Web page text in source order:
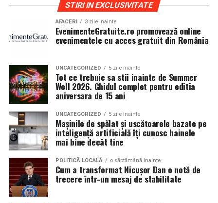
STIRI IN EXCLUSIVITATE
AFACERI 3 zile inainte
EvenimenteGratuite.ro promovează online
evenimentele cu acces gratuit din România
UNCATEGORIZED 5 zile inainte
Tot ce trebuie sa stii inainte de Summer
Well 2026. Ghidul complet pentru editia
aniversara de 15 ani
UNCATEGORIZED 5 zile inainte
Mașinile de spălat și uscătoarele bazate pe
inteligență artificială îți cunosc hainele
mai bine decât tine
POLITICĂ LOCALĂ o săptămână inainte
Cum a transformat Nicușor Dan o notă de
trecere într-un mesaj de stabilitate